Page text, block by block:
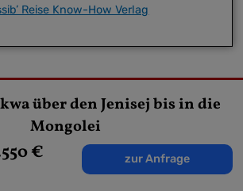
Reise Know-How Verlag
Moskau
Hauptstadt Moskau nach
über den Jenisej bis in die
Mongolei
€ zur Anfrage